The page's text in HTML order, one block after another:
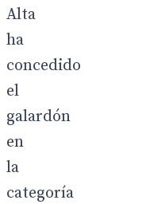
Alta
ha
concedido
el
galardón
en
la
categoría